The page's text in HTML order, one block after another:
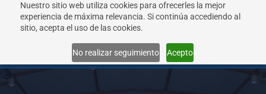
Nuestro sitio web utiliza cookies para ofrecerles la mejor
experiencia de máxima relevancia. Si continúa accediendo al
sitio, acepta el uso de las cookies.
No realizar seguimiento Acepto